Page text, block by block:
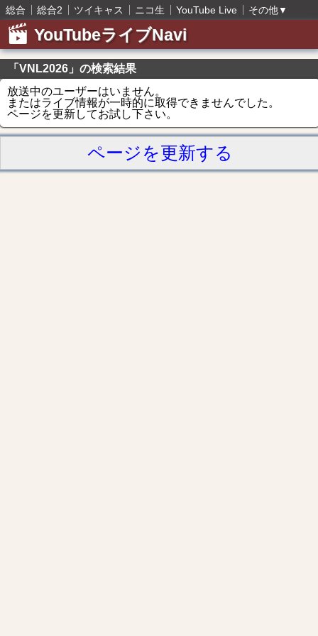
総合 総合2 ツイキャス ニコ生 YouTube Live その他▼
YouTubeライブNavi
「VNL2026」の検索結果
放送中のユーザーはいません。
またはライブ情報が一時的に取得できませんでした。
ページを更新してお試し下さい。
ページを更新する